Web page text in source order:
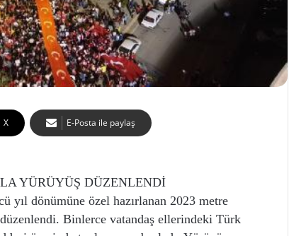
X E-Posta ile paylaş
YÜRÜYÜŞ DÜZENLENDİ
yıl dönümüne özel hazırlanan 2023 metre
Binlerce vatandaş ellerindeki Türk